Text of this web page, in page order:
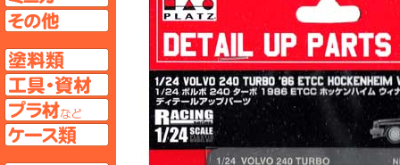
その他ページへ
塗料ページへ
工具ページへ
プラ材ページへ
ケースページへ